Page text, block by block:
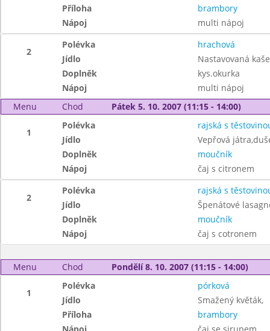
Příloha
brambory
Nápoj
multi nápoj
2
Polévka
hrachová
Jídlo
Nastavovaná
Doplněk
kys.okurka
Nápoj
multi nápoj
Menu
Chod Pátek 5. 10. 2007 (11:15 - 14:00)
1
Polévka
rajská s
Jídlo
Vepřová
Doplněk
moučník
Nápoj
čaj s citronem
2
Polévka
rajská s
Jídlo
Špenátové
Doplněk
moučník
Nápoj
čaj s cotronem
Menu Chod Pondělí 8. 10. 2007 (11:15 - 14:00)
1
Polévka
pórková
Jídlo
Smažený květák,
Příloha
brambory